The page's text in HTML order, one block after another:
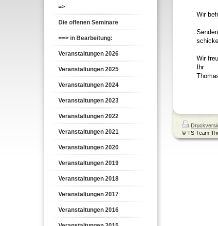
=>
Die offenen Seminare
==> in Bearbeitung:
Veranstaltungen 2026
Veranstaltungen 2025
Veranstaltungen 2024
Veranstaltungen 2023
Veranstaltungen 2022
Veranstaltungen 2021
Veranstaltungen 2020
Veranstaltungen 2019
Veranstaltungen 2018
Veranstaltungen 2017
Veranstaltungen 2016
Wir
Wir
Ihr
© TS-Team